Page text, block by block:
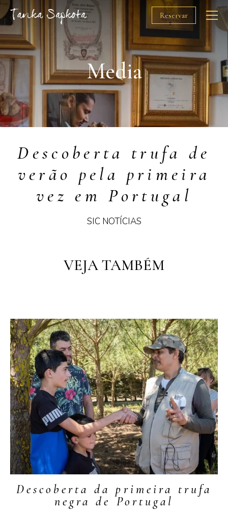
Reservar
O Chef
Restaurantes
Prémios
Solidariedade
Media
PT
Media
Descoberta trufa de
verão pela primeira
vez em Portugal
SIC NOTÍCIAS
VEJA TAMBÉM
Descoberta da primeira trufa
negra de Portugal